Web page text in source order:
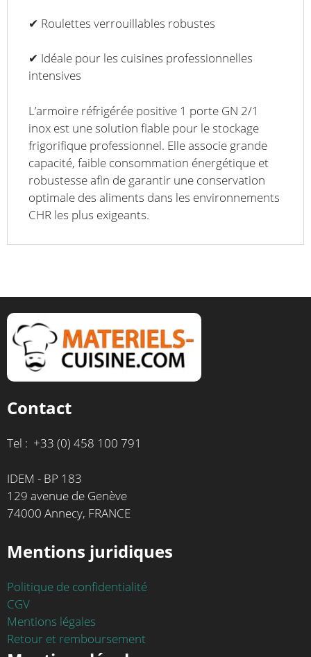
✔ Roulettes verrouillables robustes
✔ Idéale pour les cuisines professionnelles
intensives
L’armoire réfrigérée positive 1 porte GN 2/1
inox est une solution fiable pour le stockage
frigorifique professionnel. Elle associe grande
capacité, faible consommation énergétique et
robustesse afin de garantir une conservation
optimale des aliments dans les environnements
CHR les plus exigeants.
Contact
Tel : +33 (0) 458 100 791
IDEM - BP 183
129 avenue de Genève
74000 Annecy, FRANCE
Mentions juridiques
Politique de confidentialité
CGV
Mentions légales
Retour et remboursement